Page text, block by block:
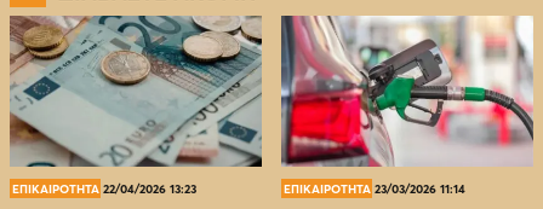
ΕΠΙΚΑΙΡΟΤΗΤΑ 22/04/2026 13:23 ΕΠΙΚΑΙΡΟΤΗΤΑ 23/03/2026 11:14